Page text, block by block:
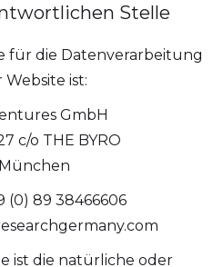
Stelle
für die Datenverarbeitung
Website ist:
GmbH
c/o THE BYRO
(0) 89 38466606
ist die natürliche oder